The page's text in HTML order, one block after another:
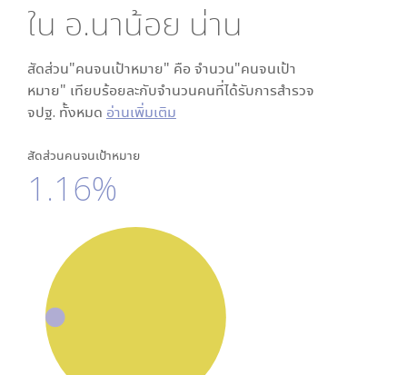
ใน อ.นาน้อย น่าน
สัดส่วน"คนจนเป้าหมาย" คือ จำนวน"คนจนเป้า
หมาย" เทียบร้อยละกับจำนวนคนที่ได้รับการสำรวจ
จปฐ. ทั้งหมด อ่านเพิ่มเติม
สัดส่วนคนจนเป้าหมาย
1.16%